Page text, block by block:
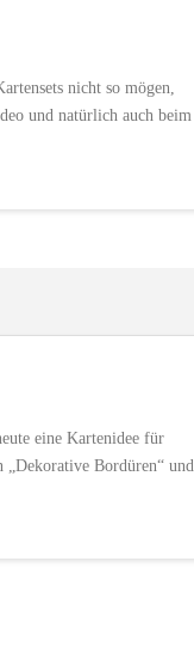
nicht so mögen,
und natürlich auch beim
eine Kartenidee für
„Dekorative Bordüren“ und